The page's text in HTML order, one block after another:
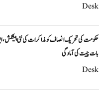
Desk
حکومت کی تحریک انصاف کو مذاکرات کی نئی پیشکش،
بات چیت کی آمادگی
Desk